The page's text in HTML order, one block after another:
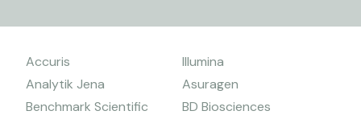
Accuris
Illumina
Analytik Jena
Asuragen
Benchmark Scientific
BD Biosciences